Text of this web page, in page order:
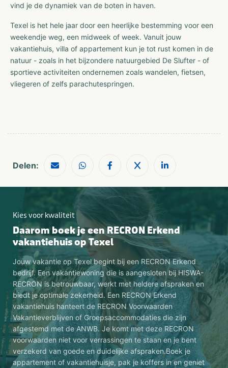
vind je de dynamiek van de boten in haven.
Texel is het hele jaar door een heerlijke bestemming voor een
weekendje weg, een midweek of week. Vanuit jouw
vakantiehuis, villa of appartement kun je tot rust komen in de
natuur - zoals in het bijzondere natuurgebied De Slufter - of
sportieve activiteiten ondernemen zoals wandelen, fietsen,
vliegeren of zelfs parachutespringen.
Delen:
Kies voor kwaliteit
Daarom boek je een RECRON Erkend
vakantiehuis op Texel
Jouw vakantie op Texel begint bij een RECRON Erkend
bedrijf. Een vakantiewoning die is aangesloten bij HISWA-
RECRON is betrouwbaar, werkt met heldere afspraken en
biedt je optimale zekerheid. Een RECRON Erkend
vakantiehuis hanteert de RECRON Voorwaarden
Vakantieverblijven of Groepsaccommodaties die zijn
afgestemd met de ANWB. Je komt met deze RECRON
voorwaarden niet voor verrassingen te staan en je bent
verzekerd van goede en duidelijke afspraken.Boek je
appartement of vakantiehuisje, pak je koffers in en geniet